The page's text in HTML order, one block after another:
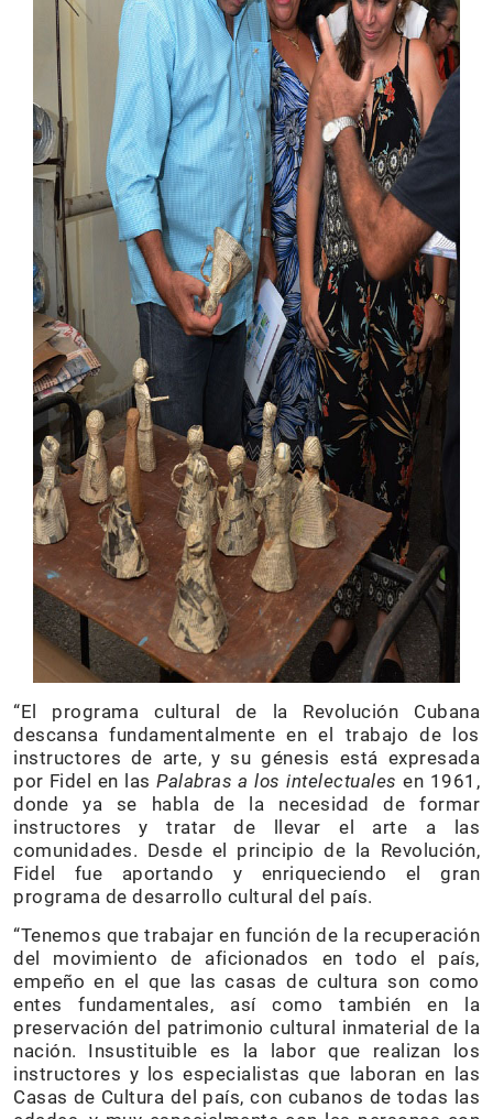
“El programa cultural de la Revolución Cubana
descansa fundamentalmente en el trabajo de los
instructores de arte, y su génesis está expresada
por Fidel en lasPalabras a los intelectuales en 1961,
donde ya se habla de la necesidad de formar
instructores y tratar de llevar el arte a las
comunidades. Desde el principio de la Revolución,
Fidel fue aportando y enriqueciendo el gran
programa de desarrollo cultural del país.
“Tenemos que trabajar en función de la recuperación
del movimiento de aficionados en todo el país,
empeño en el que las casas de cultura son como
entes fundamentales, así como también en la
preservación del patrimonio cultural inmaterial de la
nación. Insustituible es la labor que realizan los
instructores y los especialistas que laboran en las
Casas de Cultura del país, con cubanos de todas las